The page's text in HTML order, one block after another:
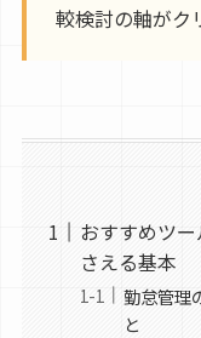
較検討の軸がク
おすすめツ
さえる基本
勤怠管理
と